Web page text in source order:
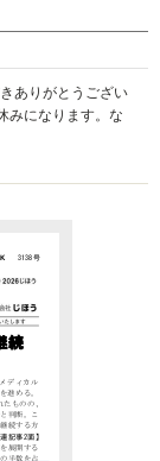
ありがとうござい
みになります。な